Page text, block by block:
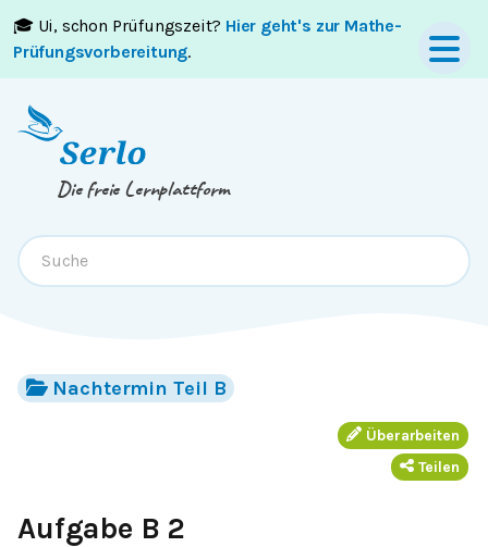
🎓 Ui, schon Prüfungszeit? Hier geht's zur Mathe-
Prüfungsvorbereitung.
Springe zumInhaltoderFooter
Die freie Lernplattform
Nachtermin Teil B
Überarbeiten
Teilen
Aufgabe B 2